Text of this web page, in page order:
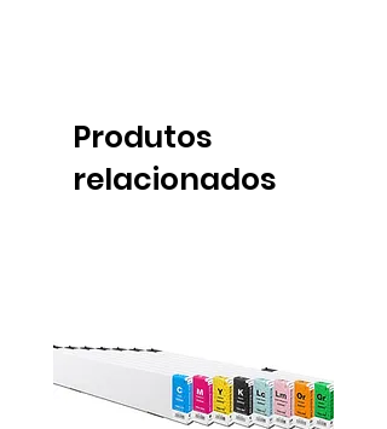
Produtos
relacionados